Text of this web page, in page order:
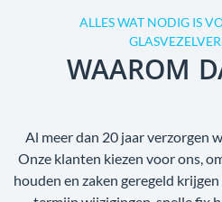
ALLES WAT NODIG IS
WAAROM
Al meer dan 20 jaar verzorgen
Onze klanten kiezen voor ons,
houden en zaken geregeld